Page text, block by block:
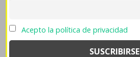
acetensil baripril crinoren dabonal
internet::farmaciapilarica.es::generico
farmaciapilarica.es::
Acepto la política de privacidad